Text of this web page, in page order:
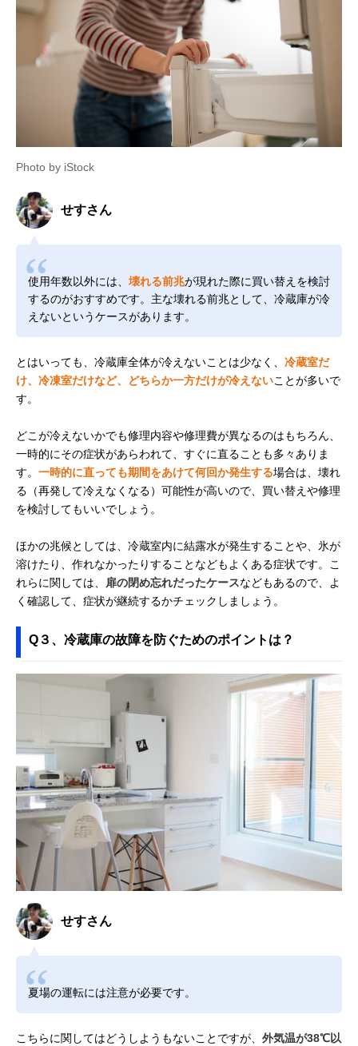
Photo by iStock
せすさん
使用年数以外には、 壊れる前兆が現れた際に買い替えを検討
するのがおすすめです。主な壊れる前兆として、冷蔵庫が冷
えないというケースがあります。
とはいっても、冷蔵庫全体が冷えないことは少なく、 冷蔵室だ
け、冷凍室だけなど、どちらか一方だけが冷えないことが多いで
す。
どこが冷えないかでも修理内容や修理費が異なるのはもちろん、
一時的にその症状があらわれて、すぐに直ることも多々ありま
す。 一時的に直っても期間をあけて何回か発生する場合は、壊れ
る（再発して冷えなくなる）可能性が高いので、買い替えや修理
を検討してもいいでしょう。
ほかの兆候としては、冷蔵室内に結露水が発生することや、氷が
溶けたり、作れなかったりすることなどもよくある症状です。こ
れらに関しては、 扉の閉め忘れだったケースなどもあるので、よ
く確認して、症状が継続するかチェックしましょう。
Q３、冷蔵庫の故障を防ぐためのポイントは？
せすさん
夏場の運転には注意が必要です。
こちらに関してはどうしようもないことですが、 外気温が38℃以